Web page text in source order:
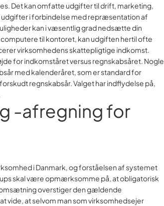
Det kan omfatte udgifter til drift, marketing,
i forbindelse med repræsentation af
kan i væsentlig grad nedsætte din
til kontoret, kan udgiften hertil ofte
virksomhedens skattepligtige indkomst.
for indkomståret versus regnskabsåret. Nogle
med kalenderåret, som er standard for
regnskabsår. Valget har indflydelse på,
-afregning for
i Danmark, og forståelsen af systemet
skal være opmærksomme på, at obligatorisk
overstiger den gældende
vide, at selvom man som virksomhedsejer